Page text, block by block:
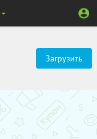
Загрузить